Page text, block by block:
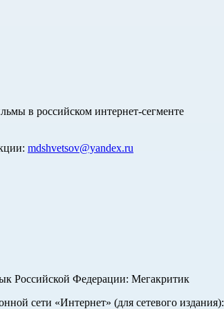
в российском интернет-сегменте
mdshvetsov@yandex.ru
Российской Федерации: Мегакритик
сети «Интернет» (для сетевого издания):